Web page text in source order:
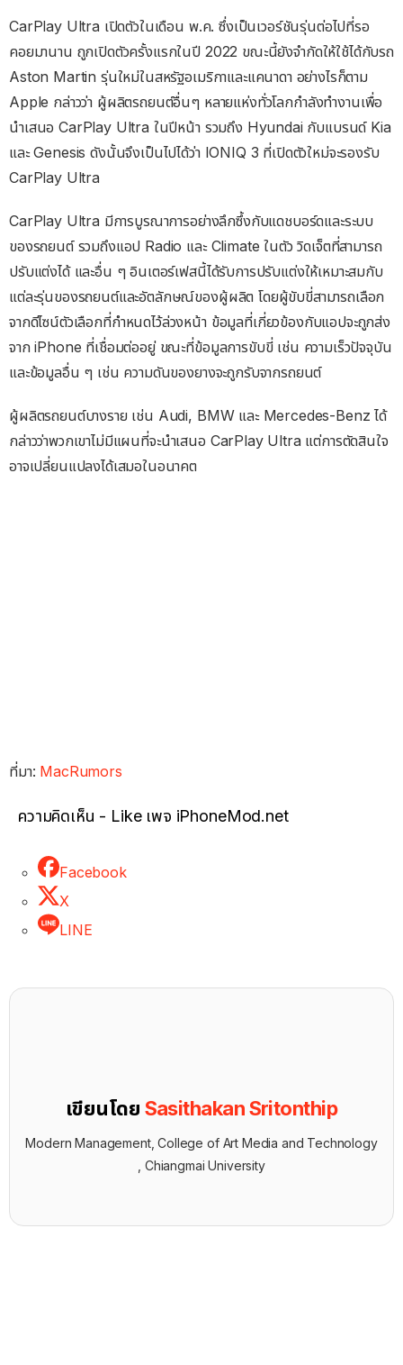
CarPlay Ultra เปิดตัวในเดือน พ.ค. ซึ่งเป็นเวอร์ชันรุ่นต่อไปที่รอ
คอยมานาน ถูกเปิดตัวครั้งแรกในปี 2022 ขณะนี้ยังจำกัดให้ใช้ได้กับรถ
Aston Martin รุ่นใหม่ในสหรัฐอเมริกาและแคนาดา อย่างไรก็ตาม
Apple กล่าวว่า ผู้ผลิตรถยนต์อื่นๆ หลายแห่งทั่วโลกกำลังทำงานเพื่อ
นำเสนอ CarPlay Ultra ในปีหน้า รวมถึง Hyundai กับแบรนด์ Kia
และ Genesis ดังนั้นจึงเป็นไปได้ว่า IONIQ 3 ที่เปิดตัวใหม่จะรองรับ
CarPlay Ultra
CarPlay Ultra มีการบูรณาการอย่างลึกซึ้งกับแดชบอร์ดและระบบ
ของรถยนต์ รวมถึงแอป Radio และ Climate ในตัว วิดเจ็ตที่สามารถ
ปรับแต่งได้ และอื่น ๆ อินเตอร์เฟสนี้ได้รับการปรับแต่งให้เหมาะสมกับ
แต่ละรุ่นของรถยนต์และอัตลักษณ์ของผู้ผลิต โดยผู้ขับขี่สามารถเลือก
จากดีไซน์ตัวเลือกที่กำหนดไว้ล่วงหน้า ข้อมูลที่เกี่ยวข้องกับแอปจะถูกส่ง
จาก iPhone ที่เชื่อมต่ออยู่ ขณะที่ข้อมูลการขับขี่ เช่น ความเร็วปัจจุบัน
และข้อมูลอื่น ๆ เช่น ความดันของยางจะถูกรับจากรถยนต์
ผู้ผลิตรถยนต์บางราย เช่น Audi, BMW และ Mercedes-Benz ได้
กล่าวว่าพวกเขาไม่มีแผนที่จะนำเสนอ CarPlay Ultra แต่การตัดสินใจ
อาจเปลี่ยนแปลงได้เสมอในอนาคต
ที่มา: MacRumors
ความคิดเห็น - Like เพจ iPhoneMod.net
Facebook
X
LINE
เขียนโดย Sasithakan Sritonthip
Modern Management, College of Art Media and Technology
, Chiangmai University